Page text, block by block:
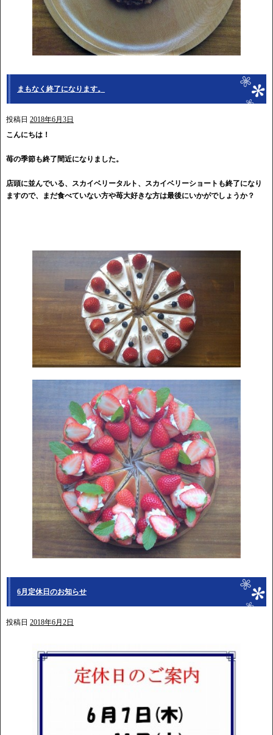
まもなく終了になります。
投稿日 2018年6月3日
こんにちは！
苺の季節も終了間近になりました。
店頭に並んでいる、スカイベリータルト、スカイベリーショートも終了になり
ますので、まだ食べていない方や苺大好きな方は最後にいかがでしょうか？
6月定休日のお知らせ
投稿日 2018年6月2日